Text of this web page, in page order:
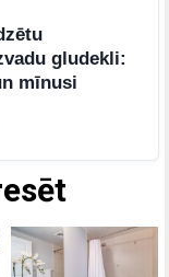
gludekli:
mīnusi